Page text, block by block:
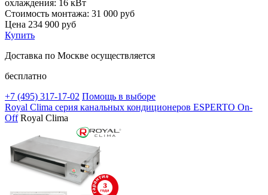
охлаждения: 16 кВт
Стоимость монтажа: 31 000 руб
Цена 234 900 руб
Купить
Доставка по Москве осуществляется
бесплатно
+7 (495) 317-17-02 Помощь в выборе
Royal Clima серия канальных кондиционеров ESPERTO On-
Off Royal Clima